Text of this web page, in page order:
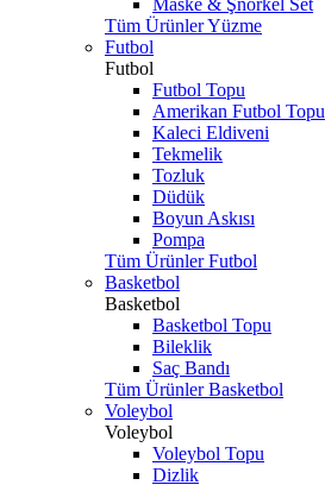
Maske & Şnorkel Set
Tüm Ürünler Yüzme
Futbol
Futbol
Futbol Topu
Amerikan Futbol Topu
Kaleci Eldiveni
Tekmelik
Tozluk
Düdük
Boyun Askısı
Pompa
Tüm Ürünler Futbol
Basketbol
Basketbol
Basketbol Topu
Bileklik
Saç Bandı
Tüm Ürünler Basketbol
Voleybol
Voleybol
Voleybol Topu
Dizlik